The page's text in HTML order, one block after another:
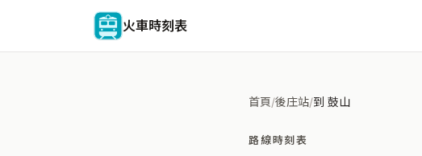
火車時刻表
首頁/後庄站/到 鼓山
路線時刻表